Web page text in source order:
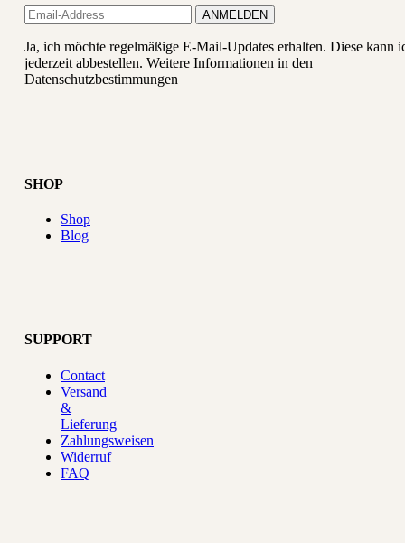
Ja, ich möchte regelmäßige E-Mail-Updates erhalten. Diese kann
jederzeit abbestellen. Weitere Informationen in den
Datenschutzbestimmungen
SHOP
Shop
Blog
SUPPORT
Contact
Versand
&
Lieferung
Zahlungsweisen
Widerruf
FAQ